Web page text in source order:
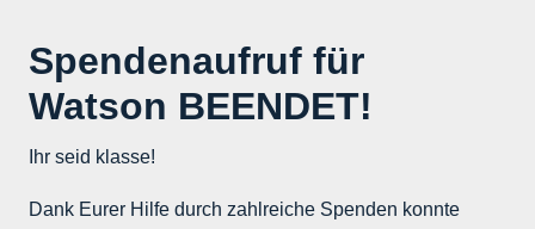
Spendenaufruf für
Watson BEENDET!
Ihr seid klasse!
Dank Eurer Hilfe durch zahlreiche Spenden konnte